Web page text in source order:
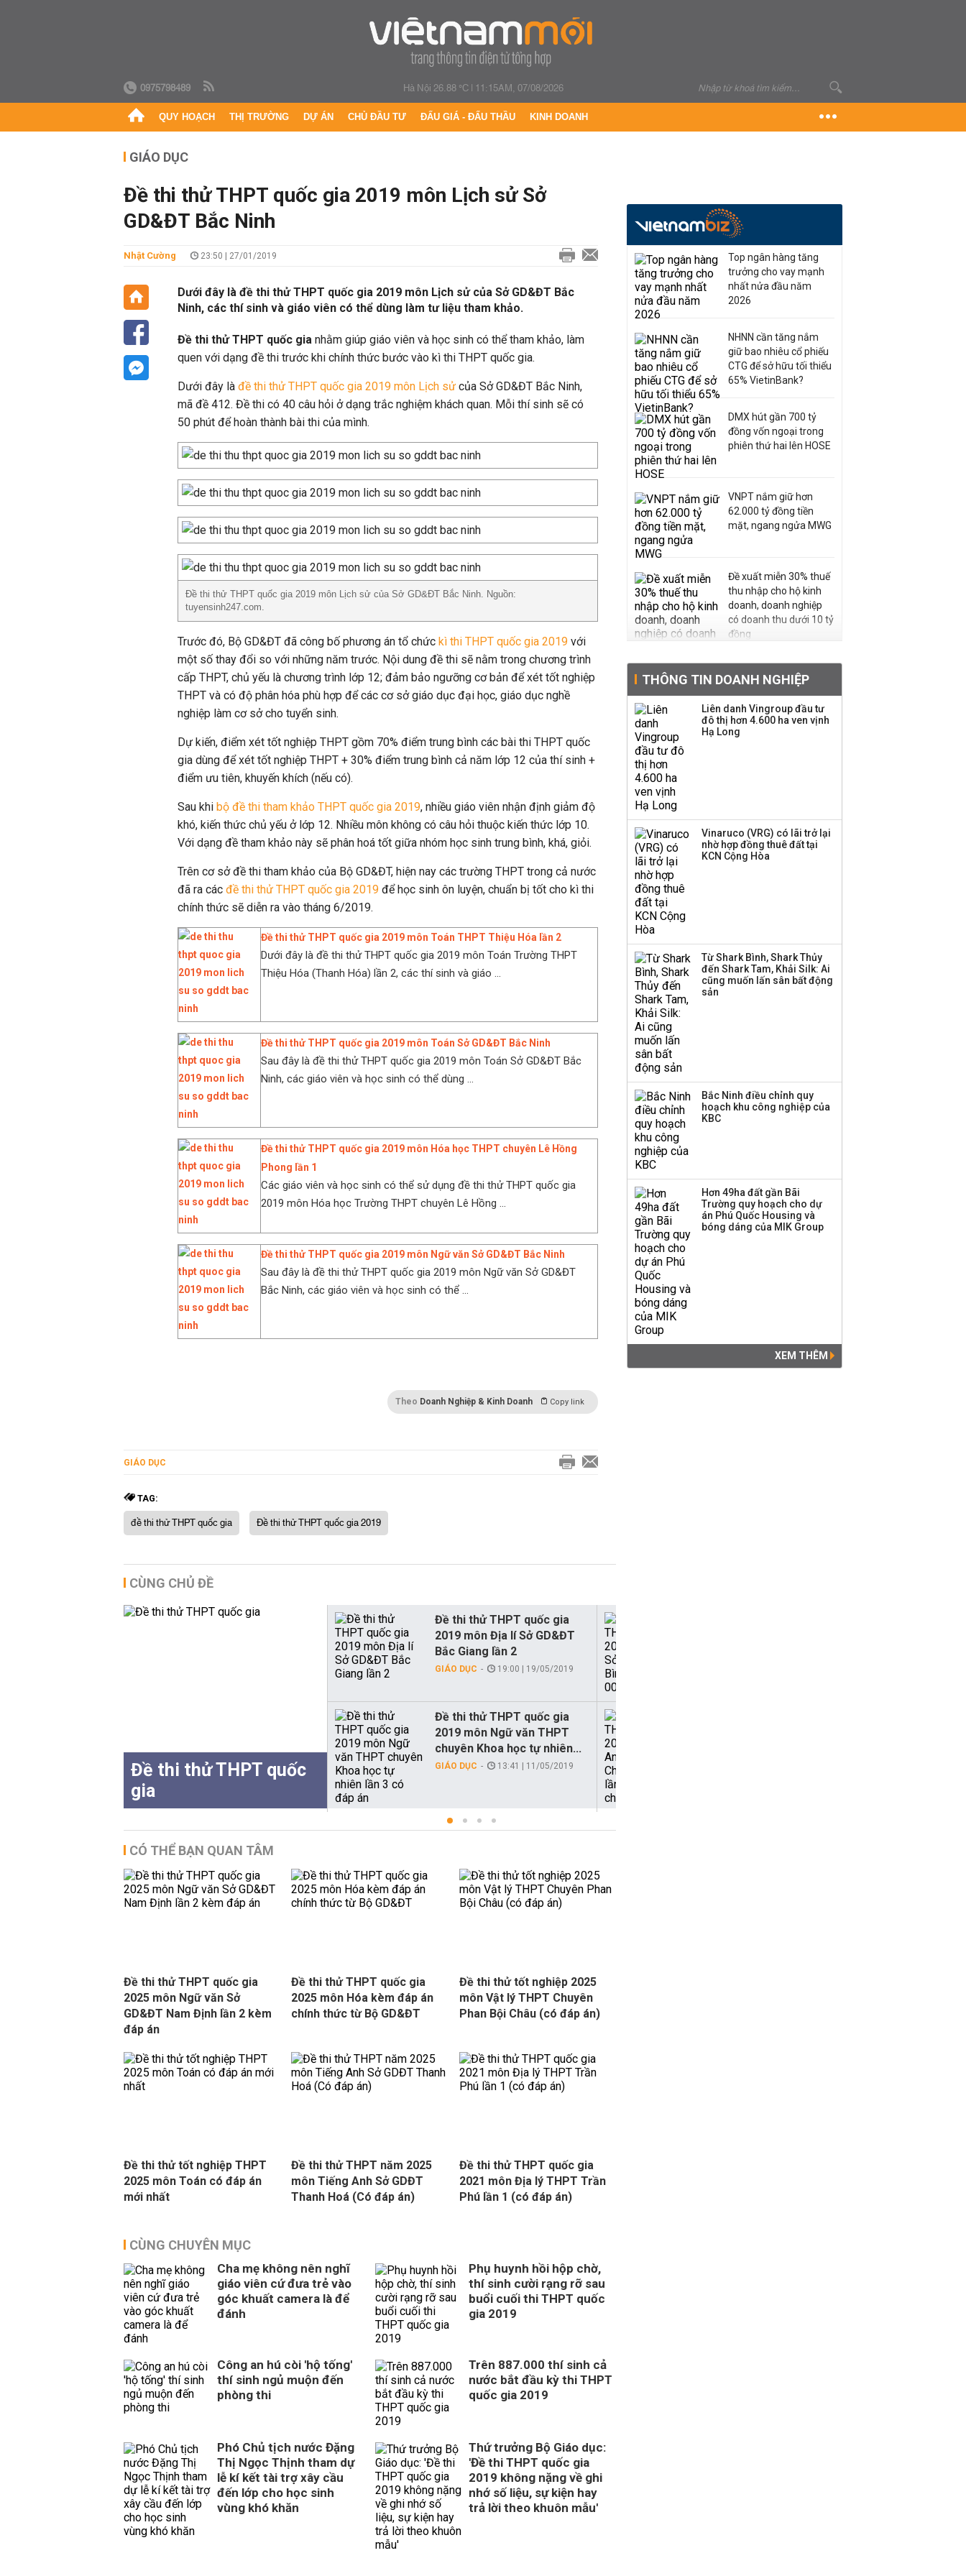
0975798489 Hà Nội 26.88 °C| 11:15AM, 07/08/2026
QUY HOẠCH THỊ TRƯỜNG DỰ ÁN CHỦ ĐẦU TƯ ĐẤU GIÁ - ĐẤU THẦU KINH DOANH
GIÁO DỤC
Đề thi thử THPT quốc gia 2019 môn Lịch sử Sở
GD&ĐT Bắc Ninh
Nhật Cường 23:50 | 27/01/2019
Dưới đây là đề thi thử THPT quốc gia 2019 môn Lịch sử của Sở GD&ĐT Bắc
Ninh, các thí sinh và giáo viên có thể dùng làm tư liệu tham khảo.
Đề thi thử THPT quốc gia nhằm giúp giáo viên và học sinh có thể tham khảo, làm
quen với dạng đề thi trước khi chính thức bước vào kì thi THPT quốc gia.
Dưới đây là đề thi thử THPT quốc gia 2019 môn Lịch sử của Sở GD&ĐT Bắc Ninh,
mã đề 412. Đề thi có 40 câu hỏi ở dạng trắc nghiệm khách quan. Mỗi thí sinh sẽ có
50 phút để hoàn thành bài thi của mình.
Đề thi thử THPT quốc gia 2019 môn Lịch sử của Sở GD&ĐT Bắc Ninh. Nguồn:
tuyensinh247.com.
Trước đó, Bộ GD&ĐT đã công bố phương án tổ chức kì thi THPT quốc gia 2019 với
một số thay đổi so với những năm trước. Nội dung đề thi sẽ nằm trong chương trình
cấp THPT, chủ yếu là chương trình lớp 12; đảm bảo ngưỡng cơ bản để xét tốt nghiệp
THPT và có độ phân hóa phù hợp để các cơ sở giáo dục đại học, giáo dục nghề
nghiệp làm cơ sở cho tuyển sinh.
Dự kiến, điểm xét tốt nghiệp THPT gồm 70% điểm trung bình các bài thi THPT quốc
gia dùng để xét tốt nghiệp THPT + 30% điểm trung bình cả năm lớp 12 của thí sinh +
điểm ưu tiên, khuyến khích (nếu có).
Sau khi bộ đề thi tham khảo THPT quốc gia 2019, nhiều giáo viên nhận định giảm độ
khó, kiến thức chủ yếu ở lớp 12. Nhiều môn không có câu hỏi thuộc kiến thức lớp 10.
Với dạng đề tham khảo này sẽ phân hoá tốt giữa nhóm học sinh trung bình, khá, giỏi.
Trên cơ sở đề thi tham khảo của Bộ GD&ĐT, hiện nay các trường THPT trong cả nước
đã ra các đề thi thử THPT quốc gia 2019 để học sinh ôn luyện, chuẩn bị tốt cho kì thi
chính thức sẽ diễn ra vào tháng 6/2019.
Đề thi thử THPT quốc gia 2019 môn Toán THPT Thiệu Hóa lần 2
Dưới đây là đề thi thử THPT quốc gia 2019 môn Toán Trường THPT
Thiệu Hóa (Thanh Hóa) lần 2, các thí sinh và giáo ...
Đề thi thử THPT quốc gia 2019 môn Toán Sở GD&ĐT Bắc Ninh
Sau đây là đề thi thử THPT quốc gia 2019 môn Toán Sở GD&ĐT Bắc
Ninh, các giáo viên và học sinh có thể dùng ...
Đề thi thử THPT quốc gia 2019 môn Hóa học THPT chuyên Lê Hồng
Phong lần 1
Các giáo viên và học sinh có thể sử dụng đề thi thử THPT quốc gia
2019 môn Hóa học Trường THPT chuyên Lê Hồng ...
Đề thi thử THPT quốc gia 2019 môn Ngữ văn Sở GD&ĐT Bắc Ninh
Sau đây là đề thi thử THPT quốc gia 2019 môn Ngữ văn Sở GD&ĐT
Bắc Ninh, các giáo viên và học sinh có thể ...
Theo Doanh Nghiệp & Kinh Doanh Copy link
GIÁO DỤC
TAG:
đề thi thử THPT quốc gia Đề thi thử THPT quốc gia 2019
CÙNG CHỦ ĐỀ
Đề thi thử THPT quốc
gia
Đề thi thử THPT quốc gia
2019 môn Địa lí Sở GD&ĐT
Bắc Giang lần 2
GIÁO DỤC 19:00 | 19/05/2019
Đề thi thử THPT quốc gia
2019 môn Ngữ văn THPT
chuyên Khoa học tự nhiên...
GIÁO DỤC 13:41 | 11/05/2019
CÓ THỂ BẠN QUAN TÂM
Đề thi thử THPT quốc gia
2025 môn Ngữ văn Sở
GD&ĐT Nam Định lần 2 kèm
đáp án
Đề thi thử THPT quốc gia
2025 môn Hóa kèm đáp án
chính thức từ Bộ GD&ĐT
Đề thi thử tốt nghiệp 2025
môn Vật lý THPT Chuyên
Phan Bội Châu (có đáp án)
Đề thi thử tốt nghiệp THPT
2025 môn Toán có đáp án
mới nhất
Đề thi thử THPT năm 2025
môn Tiếng Anh Sở GDĐT
Thanh Hoá (Có đáp án)
Đề thi thử THPT quốc gia
2021 môn Địa lý THPT Trần
Phú lần 1 (có đáp án)
CÙNG CHUYÊN MỤC
Cha mẹ không nên nghĩ
giáo viên cứ đưa trẻ vào
góc khuất camera là để
đánh
Phụ huynh hồi hộp chờ,
thí sinh cười rạng rỡ sau
buổi cuối thi THPT quốc
gia 2019
Công an hú còi 'hộ tống'
thí sinh ngủ muộn đến
phòng thi
Trên 887.000 thí sinh cả
nước bắt đầu kỳ thi THPT
quốc gia 2019
Phó Chủ tịch nước Đặng
Thị Ngọc Thịnh tham dự
lễ kí kết tài trợ xây cầu
đến lớp cho học sinh
vùng khó khăn
Thứ trưởng Bộ Giáo dục:
'Đề thi THPT quốc gia
2019 không nặng về ghi
nhớ số liệu, sự kiện hay
trả lời theo khuôn mẫu'
Top ngân hàng tăng
trưởng cho vay mạnh
nhất nửa đầu năm
2026
NHNN cần tăng nắm
giữ bao nhiêu cổ phiếu
CTG để sở hữu tối thiểu
65% VietinBank?
DMX hút gần 700 tỷ
đồng vốn ngoại trong
phiên thứ hai lên HOSE
VNPT nắm giữ hơn
62.000 tỷ đồng tiền
mặt, ngang ngửa MWG
Đề xuất miễn 30% thuế
thu nhập cho hộ kinh
doanh, doanh nghiệp
có doanh thu dưới 10 tỷ
đồng
gần 500 triệu cổ phiếu,
tăng vốn lên gần
77.800 tỷ
phiếu, người làm chủ
tịch ở tuổi 27
Việt Nam muốn phát
triển quỹ hưu trí: Từ tiết
kiệm gia đình thành
THÔNG TIN DOANH NGHIỆP
Liên danh Vingroup đầu tư
đô thị hơn 4.600 ha ven vịnh
Hạ Long
Vinaruco (VRG) có lãi trở lại
nhờ hợp đồng thuê đất tại
KCN Cộng Hòa
Từ Shark Bình, Shark Thủy
đến Shark Tam, Khải Silk: Ai
cũng muốn lấn sân bất động
sản
Bắc Ninh điều chỉnh quy
hoạch khu công nghiệp của
KBC
Hơn 49ha đất gần Bãi
Trường quy hoạch cho dự
án Phú Quốc Housing và
bóng dáng của MIK Group
XEM THÊM